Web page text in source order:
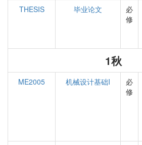
THESIS 毕业论文
必
修
1秋
ME2005 机械设计基础I
必
修